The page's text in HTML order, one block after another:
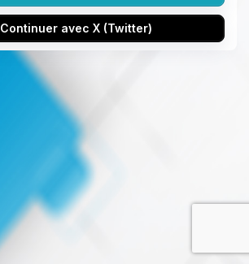
Continuer avec X (Twitter)